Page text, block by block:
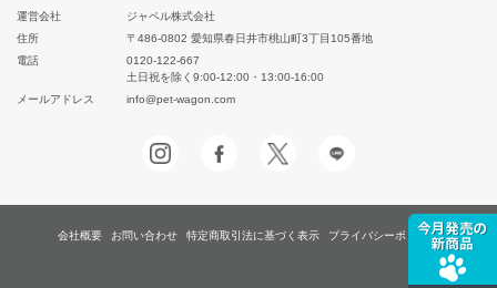
運営会社
ジャペル株式会社
住所
〒486-0802 愛知県春日井市桃山町3丁目105番地
電話
0120-122-667
土日祝を除く9:00-12:00・13:00-16:00
メールアドレス
info@pet-wagon.com
会社概要 お問い合わせ 特定商取引法に基づく表示 プライバシーポリシー